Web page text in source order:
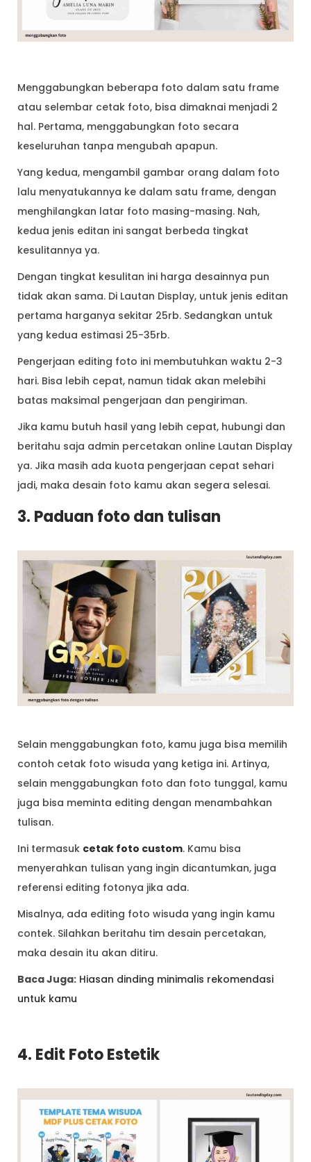
Menggabungkan beberapa foto dalam satu frame
atau selembar cetak foto, bisa dimaknai menjadi 2
hal. Pertama, menggabungkan foto secara
keseluruhan tanpa mengubah apapun.
Yang kedua, mengambil gambar orang dalam foto
lalu menyatukannya ke dalam satu frame, dengan
menghilangkan latar foto masing-masing. Nah,
kedua jenis editan ini sangat berbeda tingkat
kesulitannya ya.
Dengan tingkat kesulitan ini harga desainnya pun
tidak akan sama. Di Lautan Display, untuk jenis editan
pertama harganya sekitar 25rb. Sedangkan untuk
yang kedua estimasi 25-35rb.
Pengerjaan editing foto ini membutuhkan waktu 2-3
hari. Bisa lebih cepat, namun tidak akan melebihi
batas maksimal pengerjaan dan pengiriman.
Jika kamu butuh hasil yang lebih cepat, hubungi dan
beritahu saja admin percetakan online Lautan Display
ya. Jika masih ada kuota pengerjaan cepat sehari
jadi, maka desain foto kamu akan segera selesai.
3. Paduan foto dan tulisan
Selain menggabungkan foto, kamu juga bisa memilih
contoh cetak foto wisuda yang ketiga ini. Artinya,
selain menggabungkan foto dan foto tunggal, kamu
juga bisa meminta editing dengan menambahkan
tulisan.
Ini termasuk cetak foto custom. Kamu bisa
menyerahkan tulisan yang ingin dicantumkan, juga
referensi editing fotonya jika ada.
Misalnya, ada editing foto wisuda yang ingin kamu
contek. Silahkan beritahu tim desain percetakan,
maka desain itu akan ditiru.
Baca Juga: Hiasan dinding minimalis rekomendasi
untuk kamu
4. Edit Foto Estetik